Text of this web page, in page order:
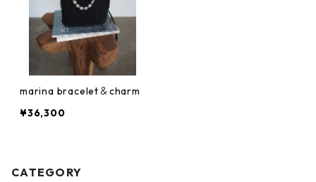
marina bracelet＆charm
¥36,300
CATEGORY